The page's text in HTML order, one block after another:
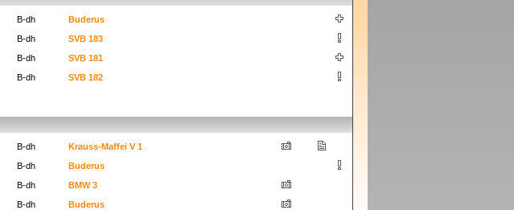
B-dh
Buderus
B-dh
SVB 183
B-dh
SVB 181
B-dh SVB 182
B-dh
Krauss-Maffei V 1
B-dh
Buderus
B-dh
BMW 3
B-dh
Buderus